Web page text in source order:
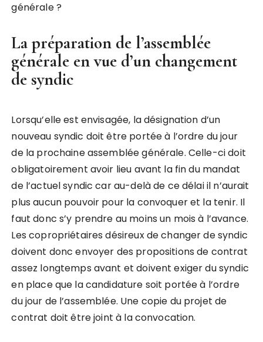
générale ?
La préparation de l’assemblée
générale en vue d’un changement
de syndic
Lorsqu’elle est envisagée, la désignation d’un
nouveau syndic doit être portée à l’ordre du jour
de la prochaine assemblée générale. Celle-ci doit
obligatoirement avoir lieu avant la fin du mandat
de l’actuel syndic car au-delà de ce délai il n’aurait
plus aucun pouvoir pour la convoquer et la tenir. Il
faut donc s’y prendre au moins un mois à l’avance.
Les copropriétaires désireux de changer de syndic
doivent donc envoyer des propositions de contrat
assez longtemps avant et doivent exiger du syndic
en place que la candidature soit portée à l’ordre
du jour de l’assemblée. Une copie du projet de
contrat doit être joint à la convocation.